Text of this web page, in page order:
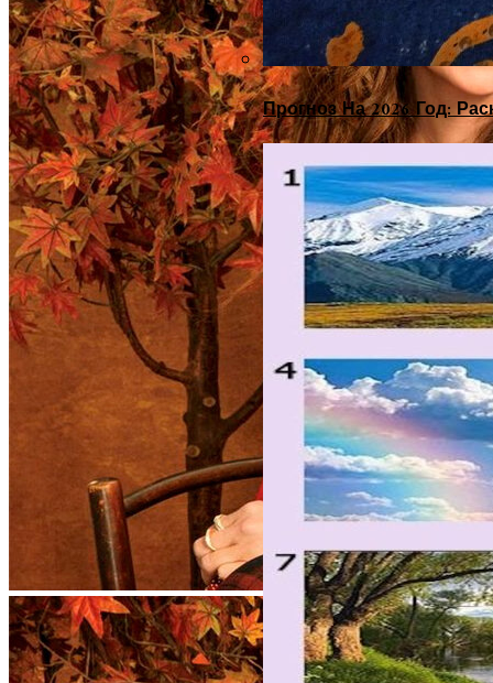
Прогноз На 2026 Год: